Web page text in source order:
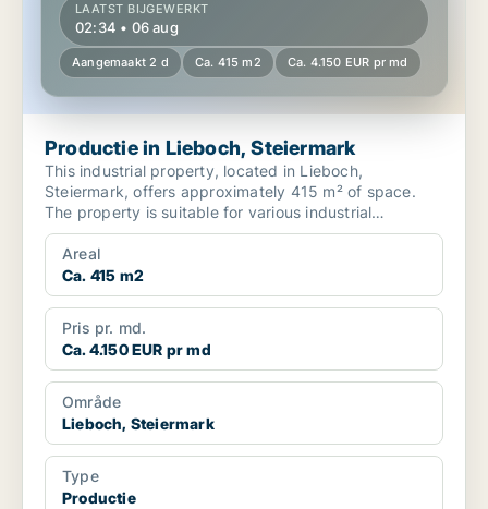
LAATST BIJGEWERKT
02:34 • 06 aug
Aangemaakt 2 d Ca. 415 m2 Ca. 4.150 EUR pr md
Productie in Lieboch, Steiermark
This industrial property, located in Lieboch,
Steiermark, offers approximately 415 m² of space.
The property is suitable for various industrial
operations an...
Areal
Ca. 415 m2
Pris pr. md.
Ca. 4.150 EUR pr md
Område
Lieboch, Steiermark
Type
Productie